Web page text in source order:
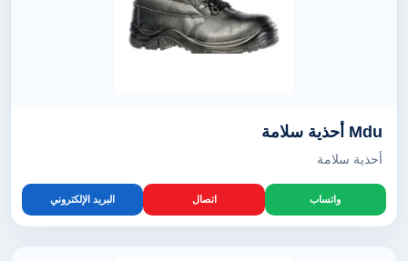
Mdu أحذية سلامة
أحذية سلامة
واتساب اتصال البريد الإلكتروني